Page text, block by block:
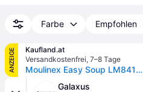
Farbe Empfohlen
ANZEIGE
Kaufland.at
Versandkostenfrei, 7–8 Tage
Moulinex Easy Soup LM841B, 3 l, Kesselstil, Edelstahl, Grau, Weiß, 40 min, Tasten, Schwarz
Galaxus